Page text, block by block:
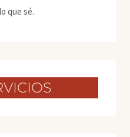
que sé.